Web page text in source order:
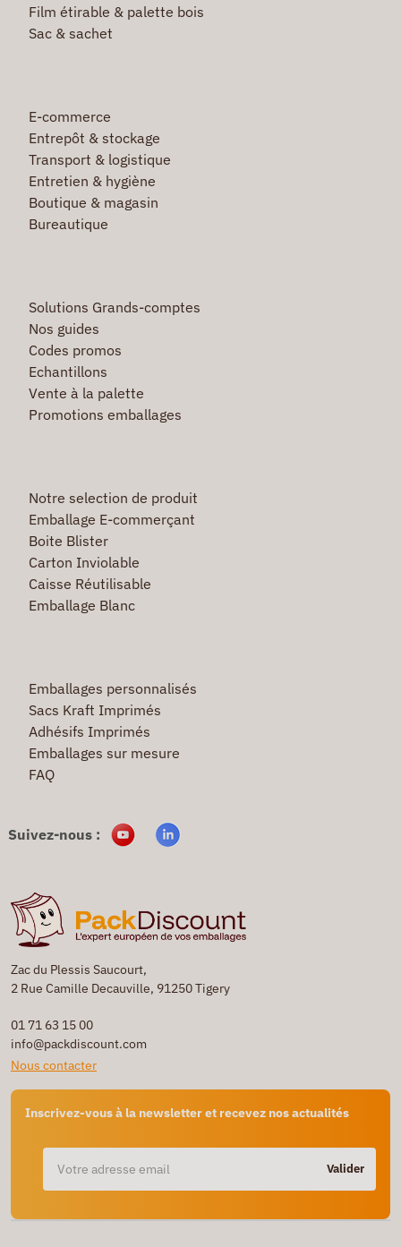
Zac du Plessis Saucourt,
2 Rue Camille Decauville, 91250 Tigery
01 71 63 15 00
info@packdiscount.com
Nous contacter
Inscrivez-vous à la newsletter et recevez nos actualités
Valider
Film étirable & palette bois
Sac & sachet
E-commerce
Entrepôt & stockage
Transport & logistique
Entretien & hygiène
Boutique & magasin
Bureautique
Solutions Grands-comptes
Nos guides
Codes promos
Echantillons
Vente à la palette
Promotions emballages
Notre selection de produit
Emballage E-commerçant
Boite Blister
Carton Inviolable
Caisse Réutilisable
Emballage Blanc
Emballages personnalisés
Sacs Kraft Imprimés
Adhésifs Imprimés
Emballages sur mesure
FAQ
Suivez-nous :